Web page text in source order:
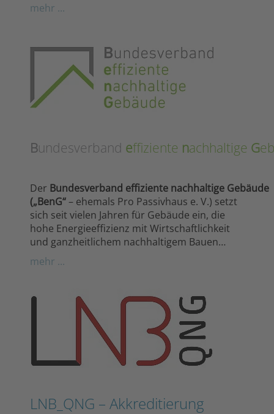
mehr ...
Bundesverband effiziente nachhaltige G
Der Bundesverband effiziente nachhaltige Gebäude
(„BenG“– ehemals Pro Passivhaus e. V.) setzt
sich seit vielen Jahren für Gebäude ein, die
hohe Energieeffizienz mit Wirtschaftlichkeit
und ganzheitlichem nachhaltigem Bauen…
mehr ...
LNB_QNG – Akkreditierung